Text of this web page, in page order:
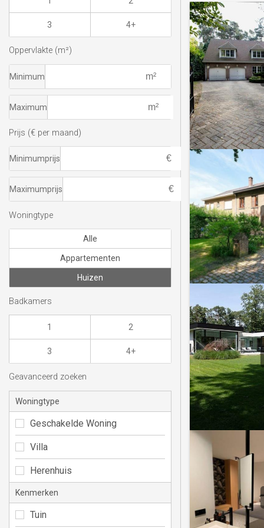
3 4+
Oppervlakte (m²)
Minimum
Maximum
Prijs (€ per maand)
Minimumprijs
Maximumprijs
Woningtype
Alle
Appartementen
Huizen
Badkamers
1 2
3 4+
Geavanceerd zoeken
Woningtype
Geschakelde Woning
Villa
Herenhuis
Kenmerken
Tuin